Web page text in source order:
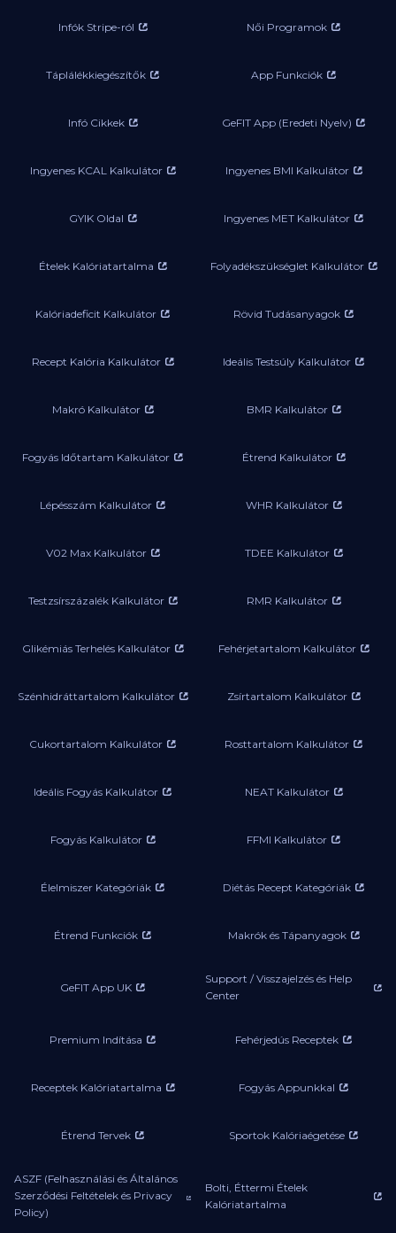
Infók Stripe-ról Női Programok
Táplálékkiegészítők App Funkciók
Infó Cikkek GeFIT App (Eredeti Nyelv)
Ingyenes KCAL Kalkulátor Ingyenes BMI Kalkulátor
GYIK Oldal Ingyenes MET Kalkulátor
Ételek Kalóriatartalma Folyadékszükséglet Kalkulátor
Kalóriadeficit Kalkulátor Rövid Tudásanyagok
Recept Kalória Kalkulátor Ideális Testsúly Kalkulátor
Makró Kalkulátor BMR Kalkulátor
Fogyás Időtartam Kalkulátor Étrend Kalkulátor
Lépésszám Kalkulátor WHR Kalkulátor
V02 Max Kalkulátor TDEE Kalkulátor
Testzsírszázalék Kalkulátor RMR Kalkulátor
Glikémiás Terhelés Kalkulátor Fehérjetartalom Kalkulátor
Szénhidráttartalom Kalkulátor Zsírtartalom Kalkulátor
Cukortartalom Kalkulátor Rosttartalom Kalkulátor
Ideális Fogyás Kalkulátor NEAT Kalkulátor
Fogyás Kalkulátor FFMI Kalkulátor
Élelmiszer Kategóriák Diétás Recept Kategóriák
Étrend Funkciók Makrók és Tápanyagok
GeFIT App UK
Support / Visszajelzés és Help
Center
Premium Indítása Fehérjedús Receptek
Receptek Kalóriatartalma Fogyás Appunkkal
Étrend Tervek Sportok Kalóriaégetése
ASZF (Felhasználási és Általános
Szerződési Feltételek és Privacy
Policy)
Bolti, Éttermi Ételek
Kalóriatartalma